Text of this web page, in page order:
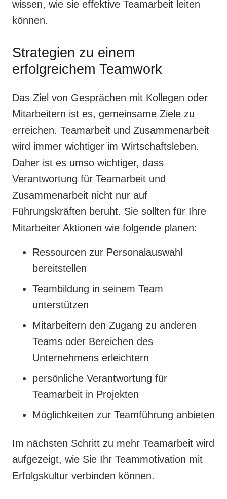
wissen, wie sie effektive Teamarbeit leiten
können.
Strategien zu einem
erfolgreichem Teamwork
Das Ziel von Gesprächen mit Kollegen oder
Mitarbeitern ist es, gemeinsame Ziele zu
erreichen. Teamarbeit und Zusammenarbeit
wird immer wichtiger im Wirtschaftsleben.
Daher ist es umso wichtiger, dass
Verantwortung für Teamarbeit und
Zusammenarbeit nicht nur auf
Führungskräften beruht. Sie sollten für Ihre
Mitarbeiter Aktionen wie folgende planen:
Ressourcen zur Personalauswahl
bereitstellen
Teambildung in seinem Team
unterstützen
Mitarbeitern den Zugang zu anderen
Teams oder Bereichen des
Unternehmens erleichtern
persönliche Verantwortung für
Teamarbeit in Projekten
Möglichkeiten zur Teamführung anbieten
Im nächsten Schritt zu mehr Teamarbeit wird
aufgezeigt, wie Sie Ihr Teammotivation mit
Erfolgskultur verbinden können.